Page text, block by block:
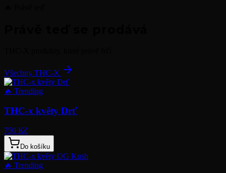
Všechny THC-X
🔥 Trending
THC-x květy Drť
750 Kč
Do košíku
🔥 Trending